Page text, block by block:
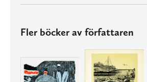
Fler böcker av författaren